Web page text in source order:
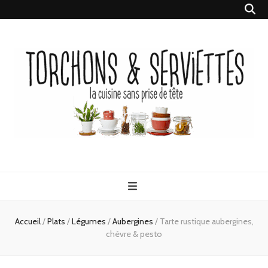
Serviettes
Accueil/Plats /Légumes /Aubergines / Tarte rustique aubergines,
chèvre & pesto